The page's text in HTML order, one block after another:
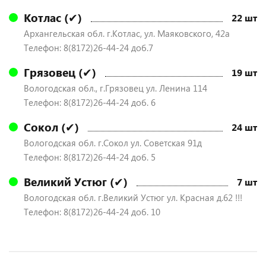
Котлас (✔) 22 шт
Архангельская обл. г.Котлас, ул. Маяковского, 42а
Телефон: 8(8172)26-44-24 доб.7
Грязовец (✔) 19 шт
Вологодская обл., г.Грязовец ул. Ленина 114
Телефон: 8(8172)26-44-24 доб. 6
Сокол (✔) 24 шт
Вологодская обл. г.Сокол ул. Советская 91д
Телефон: 8(8172)26-44-24 доб. 5
Великий Устюг (✔) 7 шт
Вологодская обл. г.Великий Устюг ул. Красная д.62 !!!
Телефон: 8(8172)26-44-24 доб. 10